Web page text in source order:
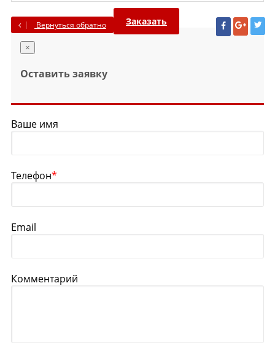
Вернуться обратно Заказать
×
Оставить заявку
Ваше имя
Телефон*
Email
Комментарий